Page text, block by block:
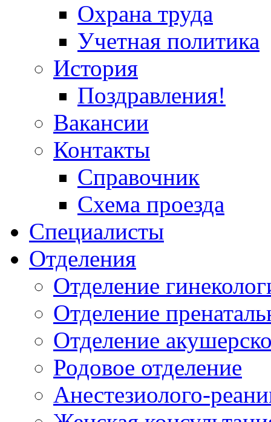
Охрана труда
Учетная политика
История
Поздравления!
Вакансии
Контакты
Справочник
Схема проезда
Специалисты
Отделения
Отделение
Отделение
Отделение
Родовое отделение
Анестезиолого-